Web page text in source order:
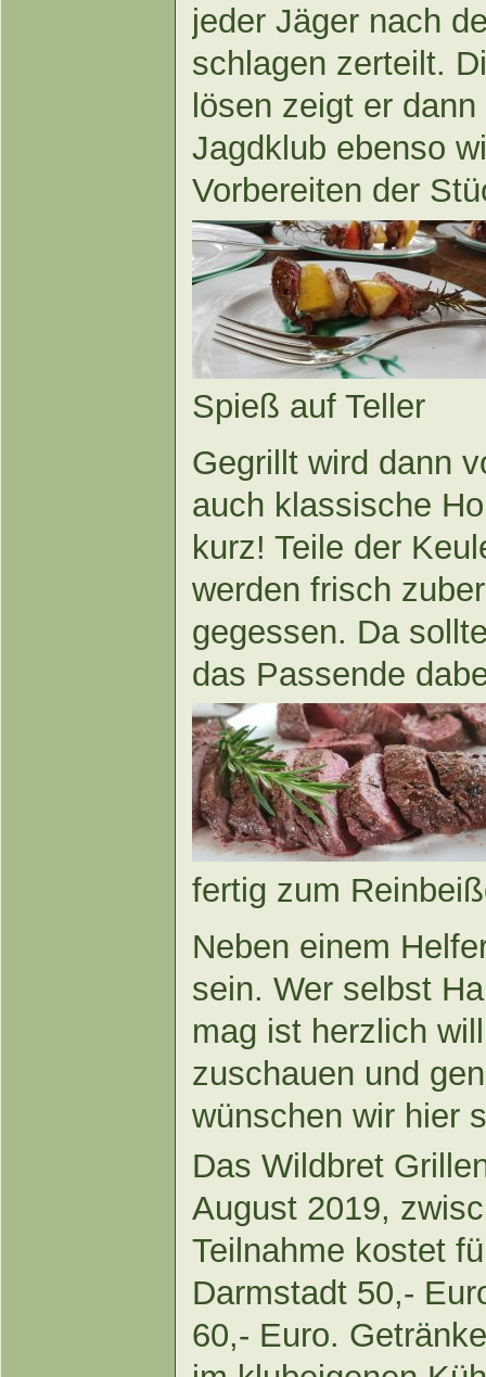
jeder Jäger nach
schlagen zerteilt.
lösen zeigt er
Jagdklub ebenso
Vorbereiten der
Spieß auf Teller
Gegrillt wird dann
auch klassische
kurz! Teile der
werden frisch
gegessen. Da
das Passende
fertig zum
Neben einem
sein. Wer selbst
mag ist herzlich
zuschauen und
wünschen wir hier
Das Wildbret
August 2019,
Teilnahme kostet
Darmstadt 50,-
60,- Euro.